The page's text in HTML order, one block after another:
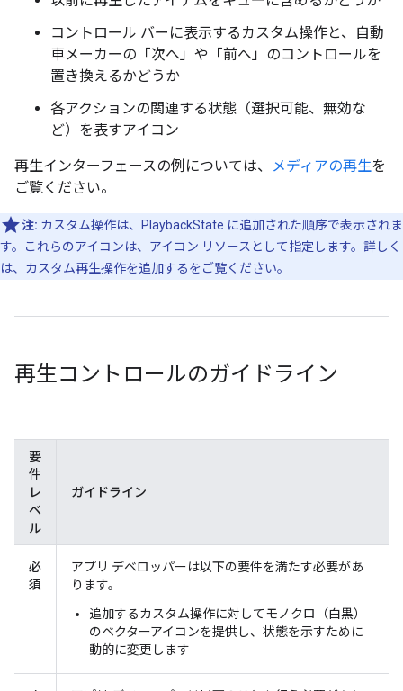
コントロール バーに表示するカスタム操作と、自動
車メーカーの「次へ」や「前へ」のコントロールを
置き換えるかどうか
各アクションの関連する状態（選択可能、無効な
ど）を表すアイコン
再生インターフェースの例については、 メディアの再生を
ご覧ください。
注: カスタム操作は、PlaybackState に追加された順序で表示されま
す。これらのアイコンは、アイコン リソースとして指定します。詳しく
は、 カスタム再生操作を追加するをご覧ください。
再生コントロールのガイドライン
要
件
レ
ベ
ル
ガイドライン
必
須
アプリ デベロッパーは以下の要件を満たす必要があ
ります。
追加するカスタム操作に対してモノクロ（白黒）
のベクターアイコンを提供し、状態を示すために
動的に変更します